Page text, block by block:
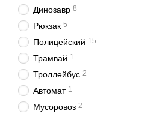
Динозавр 8
Рюкзак 5
Полицейский 15
Трамвай 1
Троллейбус 2
Автомат 1
Мусоровоз 2